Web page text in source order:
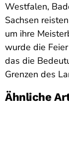
Westfalen,
Sachsen
um ihre
wurde die
das die
Grenzen des
Ähnliche